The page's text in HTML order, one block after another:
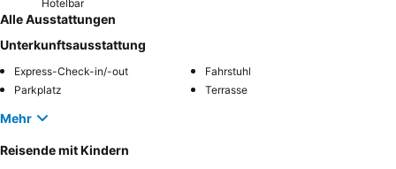
Hotelbar
Alle Ausstattungen
Unterkunftsausstattung
Express-Check-in/-out
Fahrstuhl
Parkplatz
Terrasse
Mehr
Reisende mit Kindern